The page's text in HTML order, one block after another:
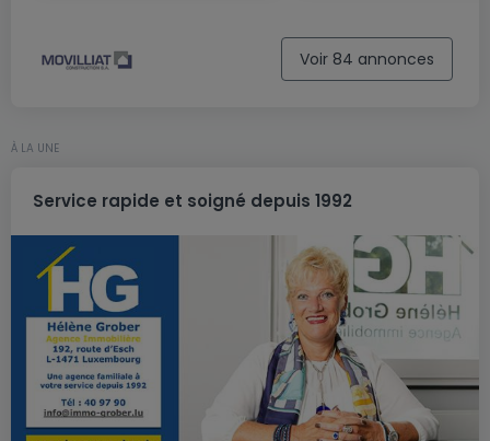
Voir 84 annonces
À LA UNE
Service rapide et soigné depuis 1992